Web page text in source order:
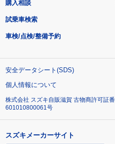
購入相談
試乗車検索
車検/点検/整備予約
安全データシート(SDS)
個人情報について
株式会社 スズキ自販滋賀 古物商許可証
601010800061号
スズキメーカーサイト